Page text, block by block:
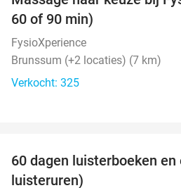
60 of 90 min)
FysioXperience
Brunssum (+2 locaties) (7 km)
Verkocht: 325
60 dagen luisterboeken en
luisteruren)